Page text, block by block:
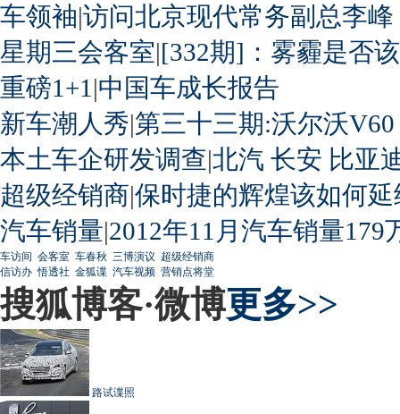
车领袖|访问北京现代常务副总李峰
星期三会客室|[332期]：雾霾是否
重磅1+1 |中国车成长报告
新车潮人秀|第三十三期:沃尔沃
本土车企研发调查|北汽 长安 比亚
超级经销商|保时捷的辉煌该如何延
汽车销量|2012年11月汽车销量179
车访间 会客室 车春秋 三博演议 超级经销商
信访办 悟透社 金狐谍 汽车视频 营销点将堂
搜狐博客·微博更多>>
路试谍照